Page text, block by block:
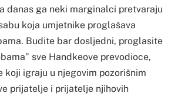
danas ga neki marginalci pretvaraju
koja umjetnike proglašava
Budite bar dosljedni, proglasite
sve Handkeove prevodioce,
koji igraju u njegovim pozorišnim
prijatelje i prijatelje njihovih